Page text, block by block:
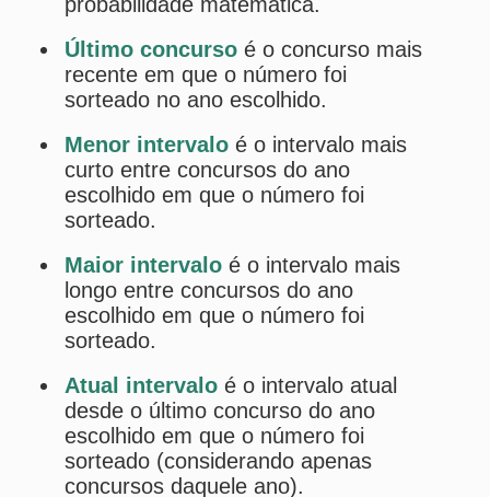
Desdobramentos da Mega-Sena
Análise de Apostas da Mega-Sena
Simulador de Apostas da Mega-Sena
Conferidor de Apostas da Mega-Sena
Impressão de Volantes da Mega-Sena